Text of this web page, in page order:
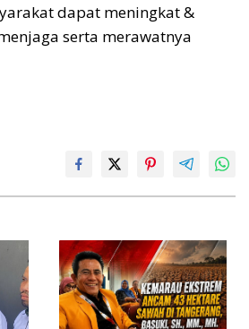
dapat meningkat &
serta merawatnya